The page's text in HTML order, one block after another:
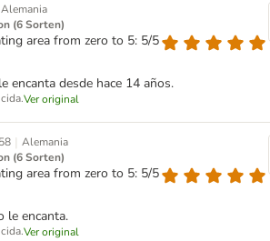
Alemania
(6 Sorten)
area from zero to 5: 5/5
encanta desde hace 14 años.
Ver original
| Alemania
(6 Sorten)
area from zero to 5: 5/5
le encanta.
Ver original